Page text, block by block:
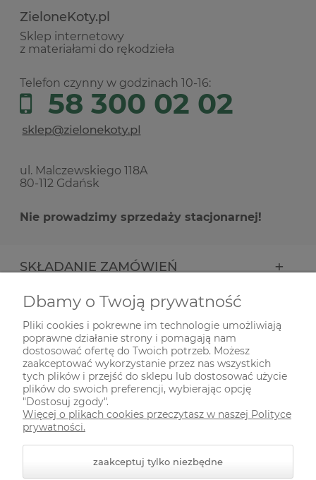
ZieloneKoty.pl
Sklep internetowy
z materiałami do rękodzieła
Telefon czynny w godzinach 10-16:
58 300 02 02
ul. Malczewskiego 118A
80-112 Gdańsk
Nie prowadzimy sprzedaży stacjonarnej!
SKŁADANIE ZAMÓWIEŃ
INFORMACJE
ODWIEDŹ NAS NA
Dbamy o Twoją prywatność
Pliki cookies i pokrewne im technologie umożliwiają
poprawne działanie strony i pomagają nam
dostosować ofertę do Twoich potrzeb. Możesz
zaakceptować wykorzystanie przez nas wszystkich
tych plików i przejść do sklepu lub dostosować użycie
plików do swoich preferencji, wybierając opcję
"Dostosuj zgody".
Więcej o plikach cookies przeczytasz w naszej Polityce
prywatności.
zaakceptuj tylko niezbędne